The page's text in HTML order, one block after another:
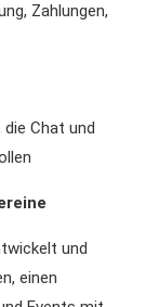
Zahlungen,
Chat und
und
einen